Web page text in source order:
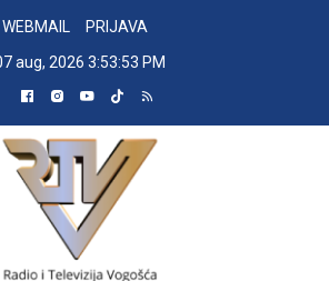
WEBMAIL
PRIJAVA
aug, 2026 3:53:53 PM